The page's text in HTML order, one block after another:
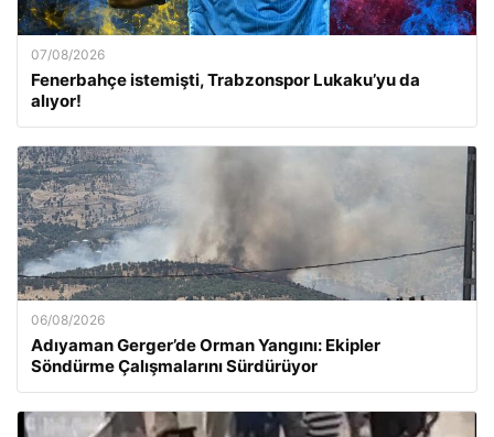
07/08/2026
Fenerbahçe istemişti, Trabzonspor Lukaku’yu da
alıyor!
06/08/2026
Adıyaman Gerger’de Orman Yangını: Ekipler
Söndürme Çalışmalarını Sürdürüyor